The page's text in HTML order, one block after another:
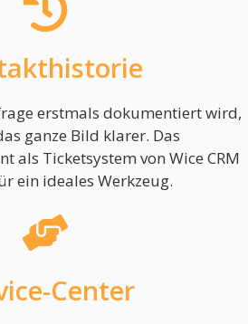
erstmals dokumentiert wird,
ganze Bild klarer. Das
als Ticketsystem von Wice CRM
ein ideales Werkzeug.
Center